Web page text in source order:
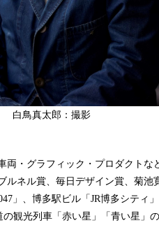
白鳥真太郎：撮影
・グラフィック・プロダクト
ネル賞、毎日デザイン賞、菊
」、博多駅ビル「JR博多シティ
観光列車「赤い星」「青い星」